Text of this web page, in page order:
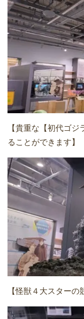
【貴重な【初代ゴ
ることができます】
【怪獣４大スターの